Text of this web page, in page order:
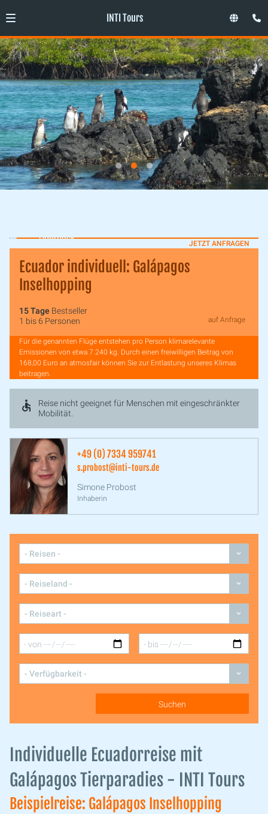
INTI Tours
Überblick
JETZT ANFRAGEN
Individuelle Ecuadorreise mit
Galápagos Tierparadies - INTI Tours
Beispielreise: Galápagos Inselhopping
Ecuador individuell: Galápagos
Inselhopping
15 Tage Bestseller
1 bis 6 Personen
auf Anfrage
Für die genannten Flüge entstehen pro Person klimarelevante
Emissionen von etwa 7.240 kg. Durch einen freiwilligen Beitrag von
168,00 Euro an atmosfair können Sie zur Entlastung unseres Klimas
beitragen.
Reise nicht geeignet für Menschen mit eingeschränkter
Mobilität.
+49 (0) 7334 959741
s.probost@inti-tours.de
Simone Probost
Inhaberin